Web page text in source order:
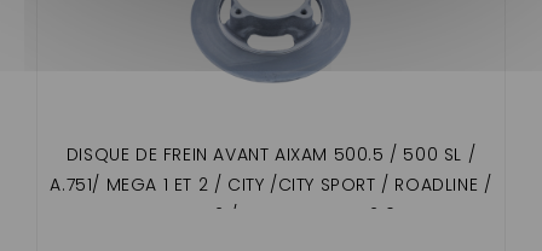
DISQUE DE FREIN AVANT AIXAM 500.5 / 500 SL /
A.751/ MEGA 1 ET 2 / CITY /CITY SPORT / ROADLINE /
CROSSLINE 2 / SCOUTY DIAM 210MM